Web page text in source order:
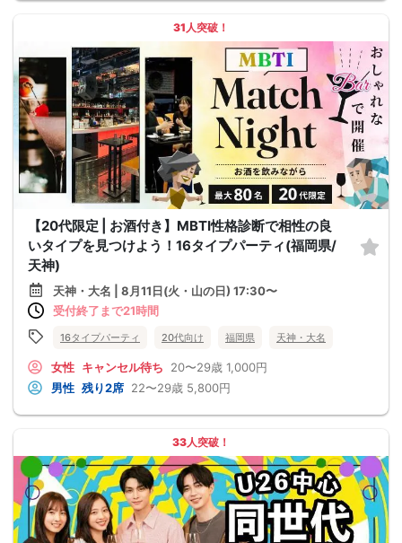
31人突破！
【20代限定 | お酒付き】MBTI性格診断で相性の良
いタイプを見つけよう！16タイプパーティ(福岡県/
天神)
天神・大名 | 8月11日(火・山の日) 17:30〜
受付終了まで21時間
16タイプパーティ 20代向け 福岡県 天神・大名
女性 キャンセル待ち 20〜29歳 1,000円
男性 残り2席 22〜29歳 5,800円
33人突破！